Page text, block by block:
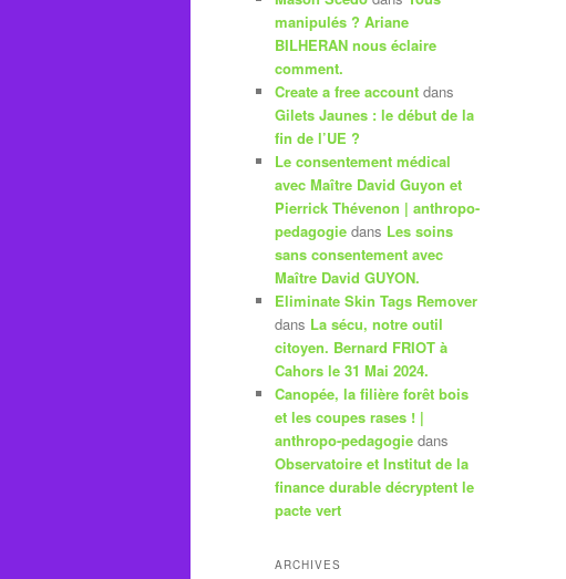
manipulés ? Ariane
BILHERAN nous éclaire
comment.
Create a free account dans
Gilets Jaunes : le début de la
fin de l’UE ?
Le consentement médical
avec Maître David Guyon et
Pierrick Thévenon | anthropo-
pedagogie dans Les soins
sans consentement avec
Maître David GUYON.
Eliminate Skin Tags Remover
dans La sécu, notre outil
citoyen. Bernard FRIOT à
Cahors le 31 Mai 2024.
Canopée, la filière forêt bois
et les coupes rases ! |
anthropo-pedagogie dans
Observatoire et Institut de la
finance durable décryptent le
pacte vert
ARCHIVES